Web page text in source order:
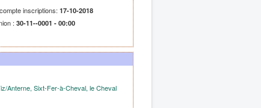
inscriptions: 17-10-2018
: 30-11--0001 - 00:00
Anterne, Sixt-Fer-à-Cheval, le Cheval